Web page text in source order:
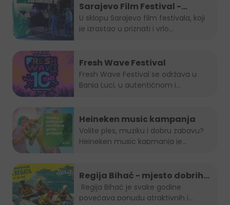
Sarajevo Film Festival -
Summer Lounge
U sklopu Sarajevo film festivala, koji
je izrastao u priznati i vrlo...
Fresh Wave Festival
Fresh Wave Festival se održava u
Banja Luci, u autentičnom i...
Heineken music kampanja
Volite ples, muziku i dobru zabavu?
Heineken music kapmanja je...
Regija Bihać - mjesto dobrih
evenata
povećava ponudu atraktivnih i...